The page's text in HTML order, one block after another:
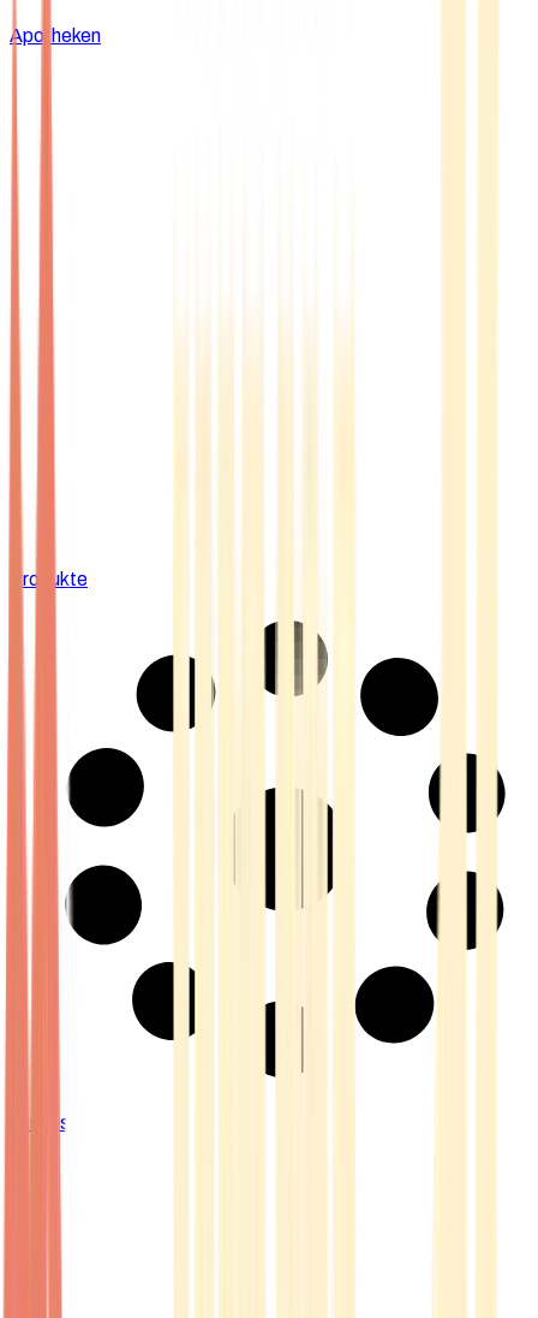
Apotheken
Produkte
Strains